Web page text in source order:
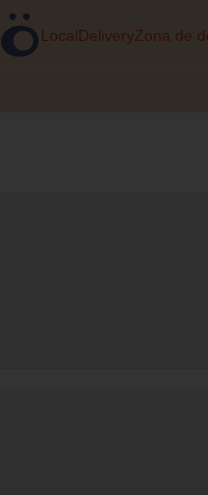
LocalDeliveryZona de